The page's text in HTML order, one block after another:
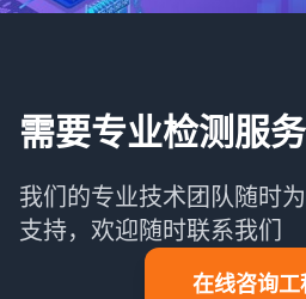
需要专业检测服务
我们的专业技术团队随时
支持，欢迎随时联系我们
在线咨询工